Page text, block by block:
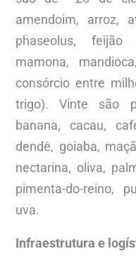
amendoim, arroz,
phaseolus, feijão
mamona,
consórcio entre
trigo). Vinte são
banana, cacau,
dendê, goiaba,
nectarina, oliva,
pimenta-do-reino,
uva.
Infraestrutura e